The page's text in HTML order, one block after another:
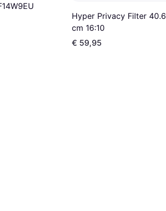
Hyper Privacy Filter 40.6
cm 16:10
€ 59,95